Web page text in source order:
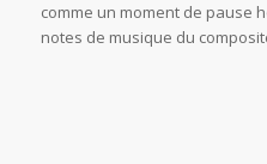
comme un moment de pause
notes de musique du